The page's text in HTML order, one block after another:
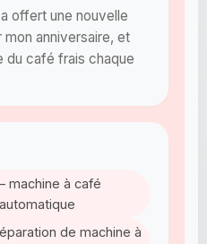
offert une nouvelle
mon anniversaire, et
du café frais chaque
– machine à café
automatique
de machine à